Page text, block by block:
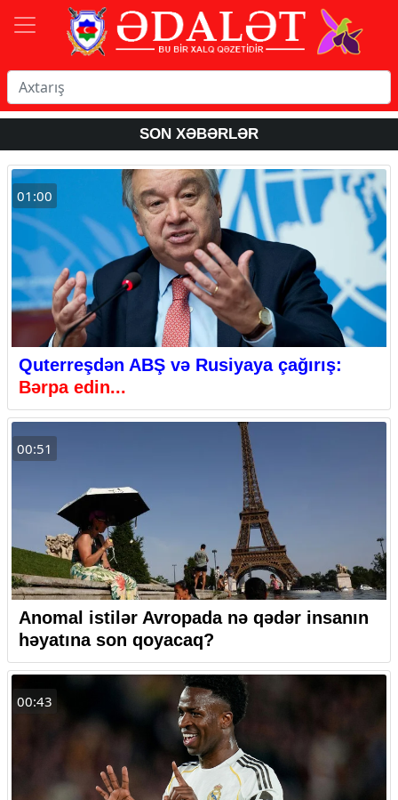
SON XƏBƏRLƏR
01:00
Quterreşdən ABŞ və Rusiyaya çağırış:
Bərpa edin...
00:51
Anomal istilər Avropada nə qədər insanın
həyatına son qoyacaq?
00:43